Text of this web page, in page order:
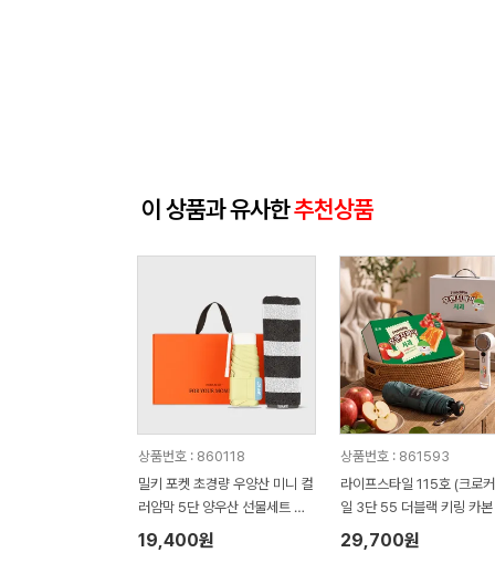
이 상품과 유사한추천상품
상품번호 : 860118
밀키 포켓 초경량 우양산 미니 컬
러암막 5단 양우산 선물세트 답
례품+무한타올세트 그레이 모달
180g 수건세트
19,400원
상품번호 : 861593
라이프스타일 115호 (크로
일 3단 55 더블랙 키링 카본
림 암막 양우산 VIP+쿨링선
29,700원